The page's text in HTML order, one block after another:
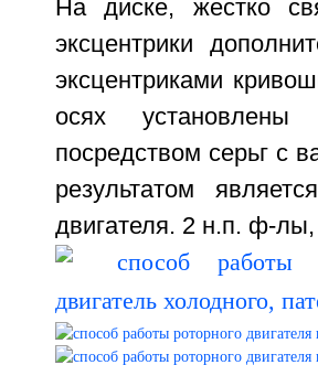
На диске, жестко
эксцентрики
эксцентриками
осях
посредством серьг с
результатом
двигателя. 2 н.п. ф-